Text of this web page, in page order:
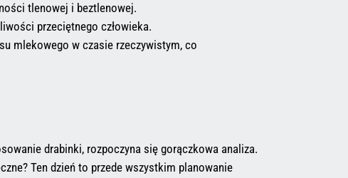
tlenowej i beztlenowej.
przeciętnego człowieka.
mlekowego w czasie rzeczywistym, co
drabinki, rozpoczyna się gorączkowa analiza.
Ten dzień to przede wszystkim planowanie